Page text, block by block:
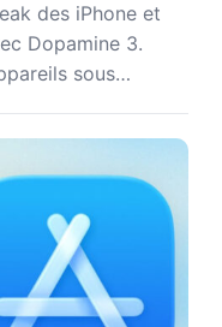
des iPhone et
Dopamine 3.
sous…